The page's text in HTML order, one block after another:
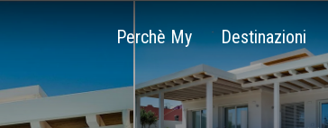
Perchè My Destinazioni